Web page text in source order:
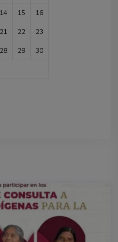
14 15 16
21 22 23
28 29 30